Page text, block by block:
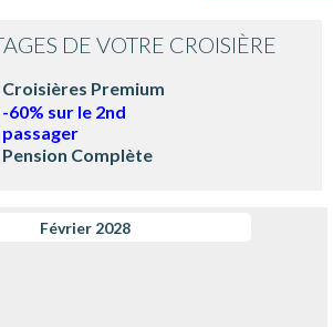
DE VOTRE CROISIÈRE
Croisières Premium
-60% sur le 2nd
passager
Pension Complète
Février 2028